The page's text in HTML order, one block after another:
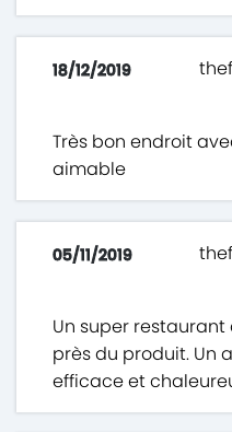
18/12/2019
Très bon endroit
aimable
05/11/2019
Un super
près du produit. Un
efficace et